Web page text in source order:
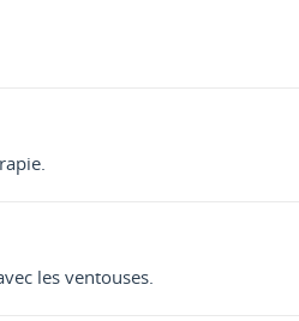
les ventouses.